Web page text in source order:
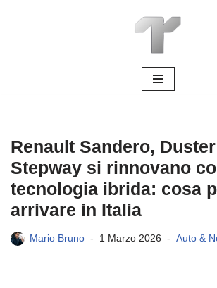
Renault Sandero,
Stepway si rinnovano
tecnologia ibrida: cosa
arrivare in Italia
Mario Bruno 1 Marzo 2026 Auto &